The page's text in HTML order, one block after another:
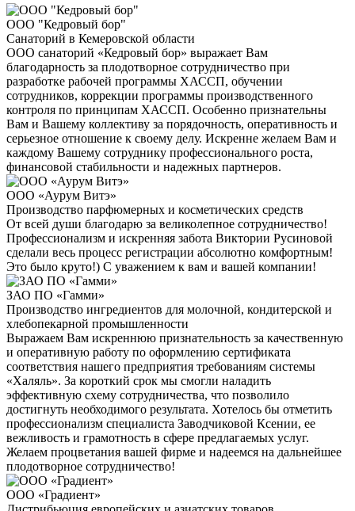
ООО "Кедровый бор"
Санаторий в Кемеровской области
ООО санаторий «Кедровый бор» выражает Вам
благодарность за плодотворное сотрудничество при
разработке рабочей программы ХАССП, обучении
сотрудников, коррекции программы производственного
контроля по принципам ХАССП. Особенно признательны
Вам и Вашему коллективу за порядочность, оперативность и
серьезное отношение к своему делу. Искренне желаем Вам и
каждому Вашему сотруднику профессионального роста,
финансовой стабильности и надежных партнеров.
ООО «Аурум Витэ»
Производство парфюмерных и косметических средств
От всей души благодарю за великолепное сотрудничество!
Профессионализм и искренняя забота Виктории Русиновой
сделали весь процесс регистрации абсолютно комфортным!
Это было круто!) С уважением к вам и вашей компании!
ЗАО ПО «Гамми»
Производство ингредиентов для молочной, кондитерской и
хлебопекарной промышленности
Выражаем Вам искреннюю признательность за качественную
и оперативную работу по оформлению сертификата
соответствия нашего предприятия требованиям системы
«Халяль». За короткий срок мы смогли наладить
эффективную схему сотрудничества, что позволило
достигнуть необходимого результата. Хотелось бы отметить
профессионализм специалиста Заводчиковой Ксении, ее
вежливость и грамотность в сфере предлагаемых услуг.
Желаем процветания вашей фирме и надеемся на дальнейшее
плодотворное сотрудничество!
ООО «Градиент»